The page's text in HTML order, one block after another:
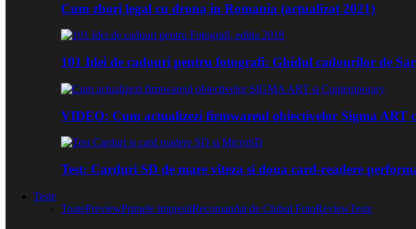
Cum zbori legal cu drona in Romania (actualizat 2021)
101 Idei de cadouri pentru fotografi: Ghidul cadourilor de
VIDEO: Cum actualizezi firmwareul obiectivelor Sigma ART
Test: Carduri SD de mare viteza si doua card-readere
Teste
ToatePreviewPrimele impresiiRecomandat de Clubul FotoReviewTeste